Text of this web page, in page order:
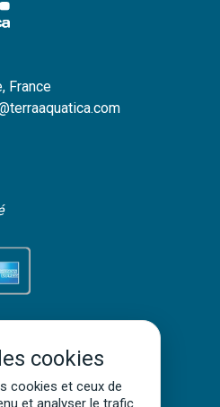
France
cookies
cookies et ceux de
et analyser le trafic